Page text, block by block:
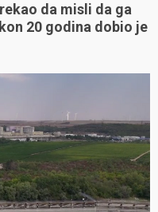
da misli da ga
20 godina dobio je